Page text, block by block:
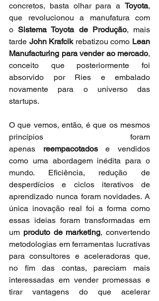
concretos, basta olhar para a Toyota,
que revolucionou a manufatura com
o Sistema Toyota de Produção, mais
tarde John Krafcik rebatizou como Lean
Manufacturing para vender ao mercado,
conceito que posteriormente foi
absorvido por Ries e embalado
novamente para o universo das
startups.
O que vemos, então, é que os mesmos
princípios foram
apenas reempacotados e vendidos
como uma abordagem inédita para o
mundo. Eficiência, redução de
desperdícios e ciclos iterativos de
aprendizado nunca foram novidades. A
única inovação real foi a forma como
essas ideias foram transformadas em
um produto de marketing, convertendo
metodologias em ferramentas lucrativas
para consultores e aceleradoras que,
no fim das contas, pareciam mais
interessadas em vender promessas e
tirar vantagens do que acelerar